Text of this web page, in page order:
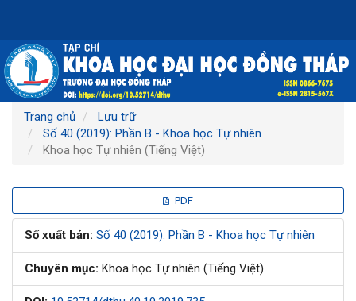
chính
Nội
dung
chính
Thanh
bên
Trang chủ
Lưu trữ
Số 40 (2019): Phần B - Khoa học Tự nhiên
Khoa học Tự nhiên (Tiếng Việt)
bên
bài
PDF
Số xuất bản: Số 40 (2019): Phần B - Khoa học Tự nhiên
Chuyên mục: Khoa học Tự nhiên (Tiếng Việt)